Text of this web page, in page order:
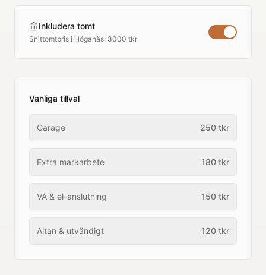
Inkludera tomt
Snittomtpris i Höganäs: 3000 tkr
Vanliga tillval
Garage 250 tkr
Extra markarbete 180 tkr
VA & el-anslutning 150 tkr
Altan & utvändigt 120 tkr